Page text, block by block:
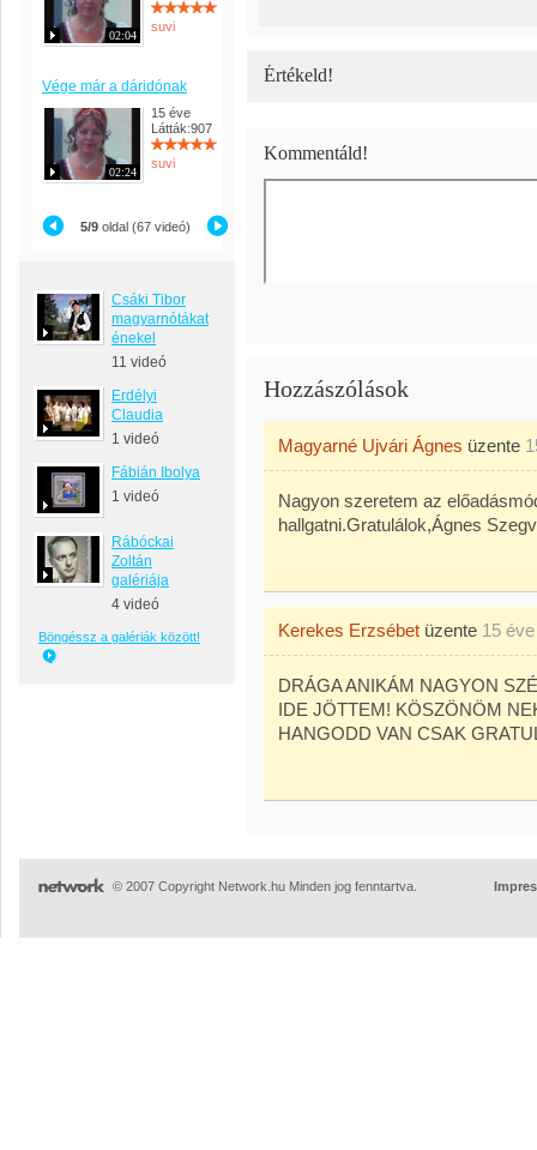
02:04
suvi
Vége már a dáridónak
02:24
15 éve
Látták:907
suvi
5/9 oldal (67 videó)
Csáki Tibor
magyarnótákat
énekel
11 videó
Erdélyi
Claudia
1 videó
Fábián Ibolya
1 videó
Rábóckai
Zoltán
galériája
4 videó
Böngéssz a galériák között!
Értékeld!
Kommentáld!
Hozzászólások
Magyarné Ujvári Ágnes üzente
Nagyon szeretem az
hallgatni.Gratulálok,Ágnes
Kerekes Erzsébet üzente 15 éve
DRÁGA ANIKÁM NAGYON
IDE JÖTTEM! KÖSZÖNÖM
HANGODD VAN CSAK
© 2007 Copyright Network.hu Minden jog fenntartva.